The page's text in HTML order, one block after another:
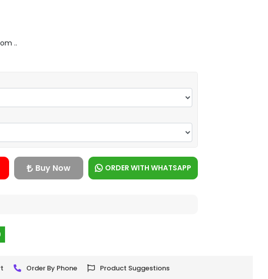
..
Buy Now ORDER WITH WHATSAPP
Order By Phone Product Suggestions